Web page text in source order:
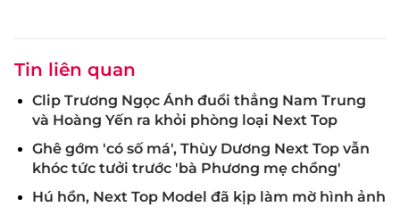
Tin liên quan
Clip Trương Ngọc Ánh đuổi thẳng Nam Trung
và Hoàng Yến ra khỏi phòng loại Next Top
Ghê gớm 'có số má', Thùy Dương Next Top vẫn
khóc tức tưởi trước 'bà Phương mẹ chồng'
Hú hồn, Next Top Model đã kịp làm mờ hình ảnh